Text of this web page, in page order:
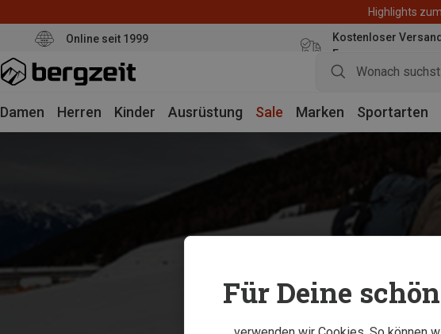
Highlights
Online seit 1999
Kostenloser
Euro
Damen Herren Kinder Ausrüstung Sale Marken Sportarten
Für Deine